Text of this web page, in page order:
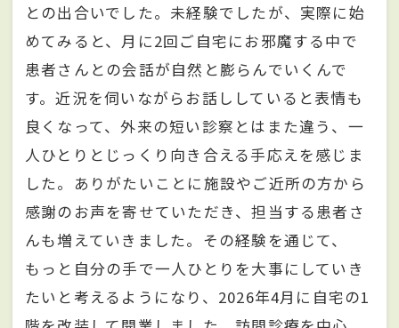
との出合いでした。未経験でしたが、実際に始
めてみると、月に2回ご自宅にお邪魔する中で
患者さんとの会話が自然と膨らんでいくんで
す。近況を伺いながらお話ししていると表情も
良くなって、外来の短い診察とはまた違う、一
人ひとりとじっくり向き合える手応えを感じま
した。ありがたいことに施設やご近所の方から
感謝のお声を寄せていただき、担当する患者さ
んも増えていきました。その経験を通じて、
もっと自分の手で一人ひとりを大事にしていき
たいと考えるようになり、2026年4月に自宅の1